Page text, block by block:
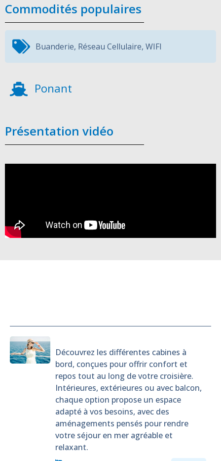
Commodités populaires
Buanderie, Réseau Cellulaire, WIFI
Ponant
Présentation vidéo
Découvrez les différentes cabines à
bord, conçues pour offrir confort et
repos tout au long de votre croisière.
Intérieures, extérieures ou avec balcon,
chaque option propose un espace
adapté à vos besoins, avec des
aménagements pensés pour rendre
votre séjour en mer agréable et
relaxant.